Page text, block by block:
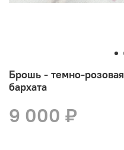
Брошь - темно-
бархата
9 000 ₽